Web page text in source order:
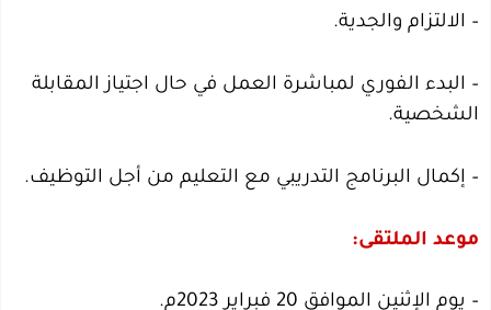
– الالتزام والجدية.
– البدء الفوري لمباشرة العمل في حال اجتياز المقابلة
الشخصية.
– إكمال البرنامج التدريبي مع التعليم من أجل التوظيف.
موعد الملتقى:
– يوم الإثنين الموافق 20 فبراير 2023م.